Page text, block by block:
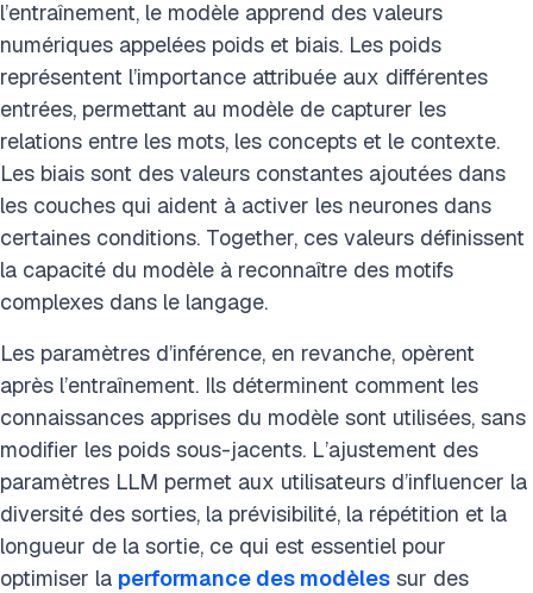
l’entraînement, le modèle apprend des valeurs
numériques appelées poids et biais. Les poids
représentent l’importance attribuée aux différentes
entrées, permettant au modèle de capturer les
relations entre les mots, les concepts et le contexte.
Les biais sont des valeurs constantes ajoutées dans
les couches qui aident à activer les neurones dans
certaines conditions. Together, ces valeurs définissent
la capacité du modèle à reconnaître des motifs
complexes dans le langage.
Les paramètres d’inférence, en revanche, opèrent
après l’entraînement. Ils déterminent comment les
connaissances apprises du modèle sont utilisées, sans
modifier les poids sous-jacents. L’ajustement des
paramètres LLM permet aux utilisateurs d’influencer la
diversité des sorties, la prévisibilité, la répétition et la
longueur de la sortie, ce qui est essentiel pour
optimiser la performance des modèles sur des